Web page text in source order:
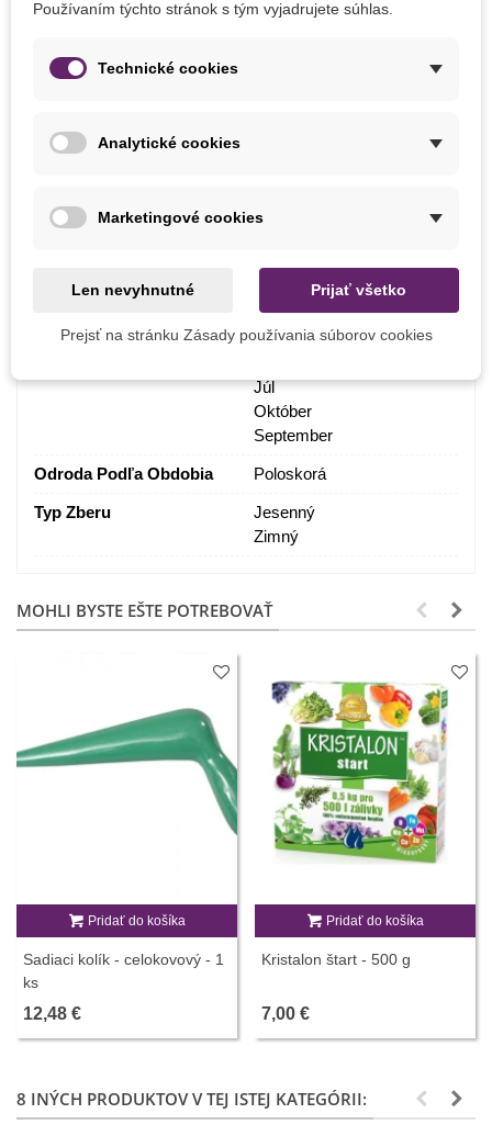
Marec
Stanovište
Farba Plodu
BIO Kvalita
Mrazuvzdornosť
Vegetačné Obdobie
Júl
Október
September
Odroda Podľa Obdobia Poloskorá
Typ Zberu
Jesenný
Zimný
MOHLI BYSTE EŠTE POTREBOVAŤ
Pridať do košíka
Sadiaci kolík - celokovový - 1
ks
12,48 €
Pridať do košíka
Kristalon štart - 500 g
7,00 €
8 INÝCH PRODUKTOV V TEJ ISTEJ KATEGÓRII:
Používaním týchto stránok s tým vyjadrujete súhlas.
Technické cookies
Analytické cookies
Marketingové cookies
Len nevyhnutné Prijať všetko
Prejsť na stránku Zásady používania súborov cookies